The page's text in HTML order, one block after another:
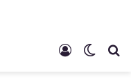
Connexion